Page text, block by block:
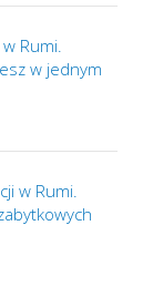
Rumi.
w jednym
w Rumi.